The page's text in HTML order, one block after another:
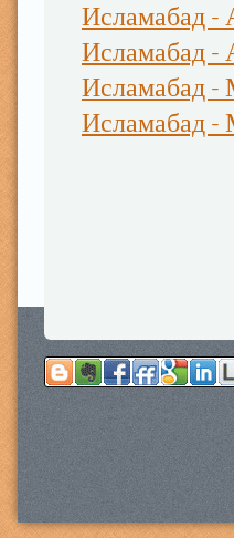
Исламабад -
Исламабад -
Исламабад -
Исламабад -